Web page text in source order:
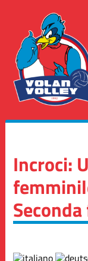
Incroci: